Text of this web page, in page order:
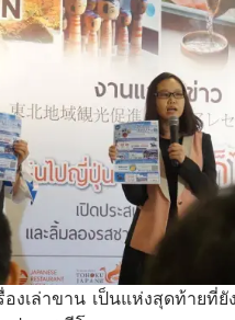
งเล่าขาน เป็นแห่งสุดท้ายที่ยั